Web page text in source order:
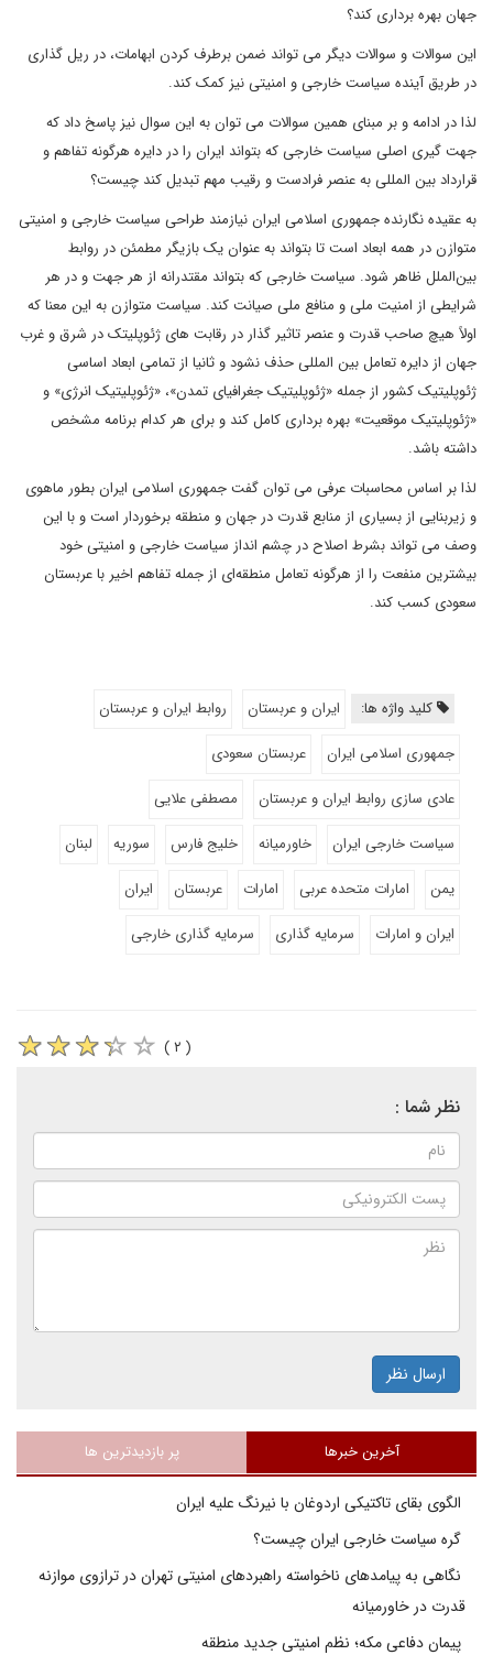
جهان بهره برداری کند؟
این سوالات و سوالات دیگر می تواند ضمن برطرف کردن ابهامات، در ریل گذاری
در طریق آینده سیاست خارجی و امنیتی نیز کمک کند.
لذا در ادامه و بر مبنای همین سوالات می توان به این سوال نیز پاسخ داد که
جهت گیری اصلی سیاست خارجی که بتواند ایران را در دایره هرگونه تفاهم و
قرارداد بین المللی به عنصر فرادست و رقیب مهم تبدیل کند چیست؟
به عقیده نگارنده جمهوری اسلامی ایران نیازمند طراحی سیاست خارجی و امنیتی
متوازن در همه ابعاد است تا بتواند به عنوان یک بازیگر مطمئن در روابط
بین‌الملل ظاهر شود. سیاست خارجی که بتواند مقتدرانه از هر جهت و در هر
شرایطی از امنیت ملی و منافع ملی صیانت کند. سیاست متوازن به این معنا که
اولاً هیچ صاحب قدرت و عنصر تاثیر گذار در رقابت های ژئوپلیتک در شرق و غرب
جهان از دایره تعامل بین المللی حذف نشود و ثانیا از تمامی ابعاد اساسی
ژئوپلیتیک کشور از جمله «ژئوپلیتیک جغرافیای تمدن»، «ژئو‌پلیتیک انرژی» و
«ژئوپلیتیک موقعیت» بهره برداری کامل کند و برای هر کدام برنامه مشخص
داشته باشد.
لذا بر اساس محاسبات عرفی می توان گفت جمهوری اسلامی ایران بطور ماهوی
و زیربنایی از بسیاری از منابع قدرت در جهان و منطقه برخوردار است و با این
وصف می تواند بشرط اصلاح در چشم انداز سیاست خارجی و امنیتی خود
بیشترین منفعت را از هرگونه تعامل منطقه‌ای از جمله تفاهم اخیر با عربستان
سعودی کسب کند.
کلید واژه ها: ایران و عربستان
روابط ایران و عربستان
جمهوری اسلامی ایران
عربستان سعودی
عادی سازی روابط ایران و عربستان
مصطفی علایی
سیاست خارجی ایران
خاورمیانه خلیج فارس سوریه
لبنان
یمن
امارات متحده عربی امارات عربستان
ایران
ایران و امارات
سرمایه گذاری سرمایه گذاری خارجی
( ۲ )
نظر شما :
ارسال نظر
آخرین خبرها پر بازدیدترین ها
الگوی بقای تاکتیکی اردوغان با نیرنگ علیه ایران
گره سیاست خارجی ایران چیست؟
نگاهی به پیامدهای ناخواسته راهبردهای امنیتی تهران در ترازوی موازنه
قدرت در خاورمیانه
پیمان دفاعی مکه؛ نظم امنیتی جدید منطقه